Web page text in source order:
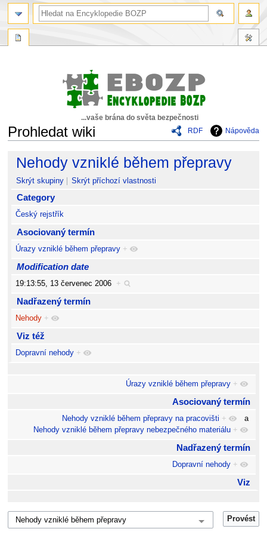
...vaše brána do světa bezpečnosti
RDF
Nápověda
Prohledat wiki
Skočit
navigaci
Skočit
vyhledávání
Nehody vzniklé během přepravy
Skrýt skupiny Skrýt příchozí vlastnosti
Category
Český rejstřík
Asociovaný termín
Úrazy vzniklé během přepravy +
Modification date
19:13:55, 13 červenec 2006 +
Nadřazený termín
Nehody +
Viz též
Dopravní nehody +
Úrazy vzniklé během přepravy +
Asociovaný termín
Nehody vzniklé během přepravy na pracovišti +
a
Nehody vzniklé během přepravy nebezpečného materiálu +
Nadřazený termín
Dopravní nehody +
Viz